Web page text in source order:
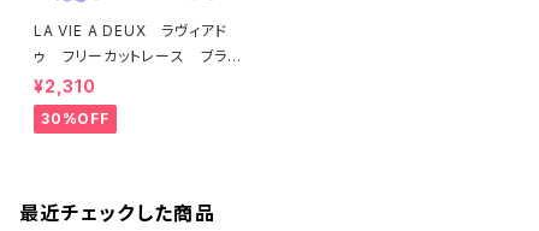
LA VIE A DEUX ラヴィアド
ゥ フリーカットレース ブラレ
ット ソフトブラ（ラベンダー）22
463 SALE 送料無料
¥2,310
30%OFF
最近チェックした商品